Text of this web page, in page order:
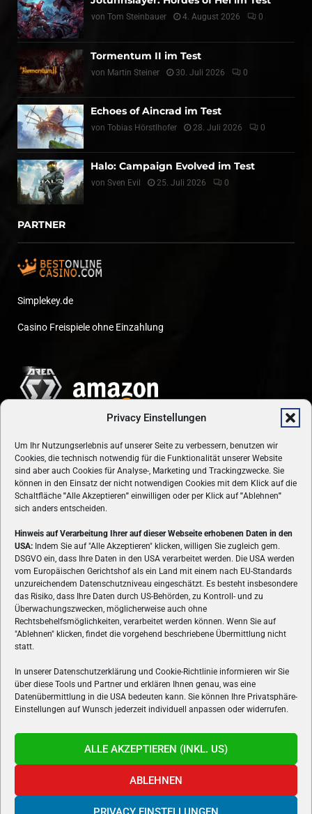
Privacy Einstellungen
Um Ihr Nutzungserlebnis auf unserer Seite zu verbessern, benutzen wir
Cookies, die technisch notwendig für die Funktionalität unserer Website
sind aber auch Cookies für Analyse-, Marketing und Trackingzwecke. Sie
können in den Einsatz der nicht notwendigen Cookies mit dem Klick auf die
Schaltfläche "Alle Akzeptieren" einwilligen oder per Klick auf"Ablehnen"
sich anders entscheiden.
Hinweis auf Verarbeitung Ihrer auf dieser Webseite erhobenen Daten in den
USA: Indem Sie auf "Alle Akzeptieren" klicken, willigen Sie zugleich gem.
DSGVO ein, dass Ihre Daten in den USA verarbeitet werden. Die USA werden
vom Europäischen Gerichtshof als ein Land mit einem nach EU-Standards
unzureichendem Datenschutzniveau eingeschätzt. Es besteht insbesondere
das Risiko, dass Ihre Daten durch US-Behörden, zu Kontroll- und zu
Überwachungszwecken, möglicherweise auch ohne
Rechtsbehelfsmöglichkeiten, verarbeitet werden können. Wenn Sie auf
"Ablehnen" klicken, findet die vorgehend beschriebene Übermittlung nicht
statt.
In unserer Datenschutzerklärung und Cookie-Richtlinie informieren wir Sie
über diese Tools und Partner und erklären Ihnen genau, was eine
Datenübermittlung in die USA bedeuten kann. Sie können Ihre Privatsphäre-
Einstellungen auf Wunsch jederzeit individuell anpassen oder widerrufen.
ALLE AKZEPTIEREN (INKL. US)
ABLEHNEN
von Tom Steinbauer 4. August 2026 0
Tormentum II im Test
von Martin Steiner 30. Juli 2026 0
Echoes of Aincrad im Test
von Tobias Hörstlhofer 28. Juli 2026 0
Halo: Campaign Evolved im Test
von Sven Evil 25. Juli 2026 0
PARTNER
Simplekey.de
Casino Freispiele ohne Einzahlung
ÜBER UNS
VON GAMERN, FÜR GAMER! Gamers.at ist das älteste Online-
Spielemagazin Österreichs und bringt täglich aktuelle News,
Reviews und Videos zu PC- und Konsolenspielen, Gaming-
Hardware und aus der Welt des e-Sport's.
FOLGE UNS